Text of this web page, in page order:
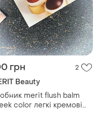
грн 2
Beauty
merit flush balm
легкі кремові